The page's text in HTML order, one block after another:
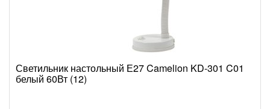
Светильник настольный Е27 Camelion KD-301 C01
белый 60Вт (12)